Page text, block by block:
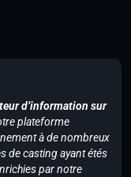
d’information sur
plateforme
à de nombreux
de casting ayant étés
par notre